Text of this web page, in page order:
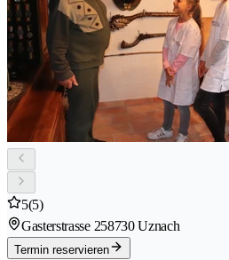
5(5)
Gasterstrasse 258730 Uznach
Termin reservieren